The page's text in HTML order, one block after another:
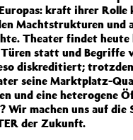
kraft ihrer
Machtstrukturen und
Theater findet
Türen statt und Begriffe
diskreditiert;
seine Marktplatz-
und eine heterogene
Wir machen uns auf die
der Zukunft.